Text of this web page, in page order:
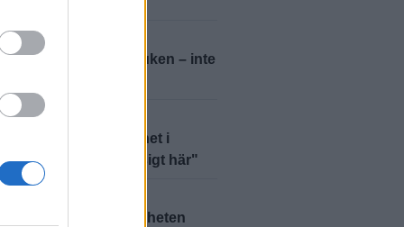
2026-08-07 KL. 06:00
inte kastat in handduken – inte
2026-08-06 KL. 15:00
Jansson hittar lugnet i
"Det är så jävla mysigt här"
folk: "Brottsligheten